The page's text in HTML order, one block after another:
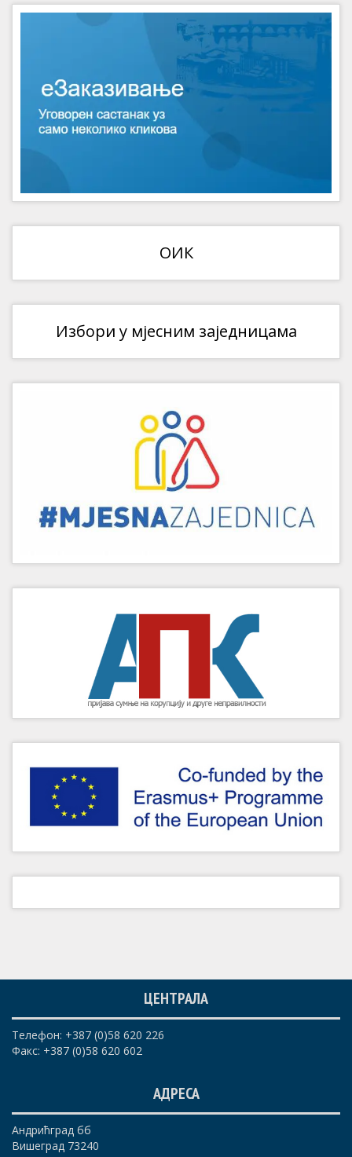
ОИК
Избори у мјесним заједницама
ЦЕНТРАЛА
Телефон: +387 (0)58 620 226
Факс: +387 (0)58 620 602
АДРЕСА
Андрићград бб
Вишеград 73240